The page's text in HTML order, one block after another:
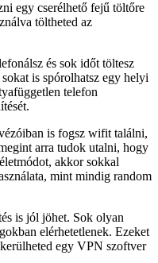
egy cserélhető fejű töltőre
töltheted az
és sok időt töltesz
is spórolhatsz egy helyi
telefon
is fogsz wifit találni,
arra tudok utalni, hogy
akkor sokkal
mint mindig random
is jól jöhet. Sok olyan
elérhetetlenek. Ezeket
egy VPN szoftver